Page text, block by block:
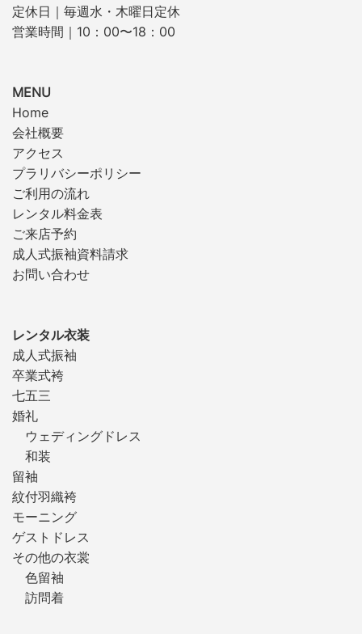
定休日｜毎週水・木曜日定休
営業時間｜10：00〜18：00
MENU
Home
会社概要
アクセス
プラリバシーポリシー
ご利用の流れ
レンタル料金表
ご来店予約
成人式振袖資料請求
お問い合わせ
レンタル衣装
成人式振袖
卒業式袴
七五三
婚礼
ウェディングドレス
和装
留袖
紋付羽織袴
モーニング
ゲストドレス
その他の衣裳
色留袖
訪問着